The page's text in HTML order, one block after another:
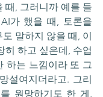
때, 그러니까 예를 들
가 했을 때, 토론을
말하지 않을 때, 이
히 하고 싶은데, 수업
하는 느낌이라 또 그
설여지더라고. 그리
원망하기도 한 게,